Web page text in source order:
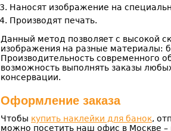
Наносят изображение на
Производят печать.
Данный метод позволяет с высокой
изображения на разные материалы:
Производительность современного
возможность выполнять заказы
консервации.
Оформление заказа
Чтобы купить наклейки для банок,
можно посетить наш офис в Москве